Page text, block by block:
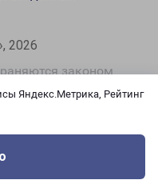
Яндекс.Метрика, Рейтинг
2026
законом